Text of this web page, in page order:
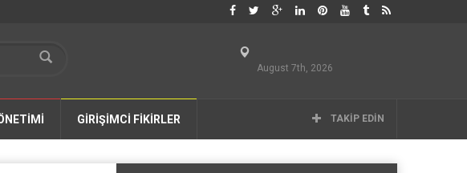
August 7th, 2026
GİRİŞİMCİ FİKİRLER TAKIP EDIN